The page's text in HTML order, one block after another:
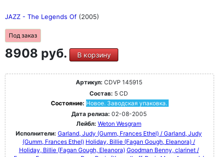
JAZZ - The Legends Of (2005)
Под заказ
8908 руб. В корзину
Артикул: CDVP 145915
Состав: 5 CD
Состояние: Новое. Заводская упаковка.
Дата релиза: 02-08-2005
Лейбл: Weton Wesgram
Исполнители: Garland, Judy (Gumm, Frances Ethel) / Garland, Judy
(Gumm, Frances Ethel) Holiday, Billie (Fagan Gough, Eleanora) /
Holiday, Billie (Fagan Gough, Eleanora) Goodman Benny, clarinet /